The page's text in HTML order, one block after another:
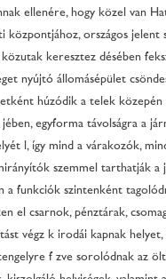
ellenére, hogy közel van
országos
közutak kereszteződésében
nyújtó állomásépület
húzódik a telek
egyforma távolságra a
így mind a várakozók,
szemmel tarthatják a
a funkciók szintenként
előcsarnok, pénztárak,
végzők irodái kapnak
fűzve sorolódnak az